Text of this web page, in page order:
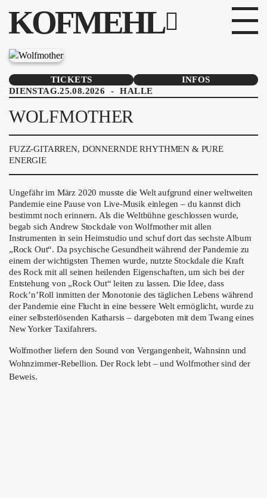
KOFMEHL
PROGRAMM
FABRIKGEFLÜSTER
GALERIE
FOTOGALERIE
INFOS
KONTAKT
ÜBER UNS
GÖNNEREI
SHOP
MITMACHEN
TICKETS
INFOS
DIENSTAG.25.08.2026
- HALLE
WOLFMOTHER
FUZZ-GITARREN, DONNERNDE RHYTHMEN & PURE
ENERGIE
Ungefähr im März 2020 musste die Welt aufgrund einer weltweiten
Pandemie eine Pause von Live-Musik einlegen – du kannst dich
bestimmt noch erinnern. Als die Weltbühne geschlossen wurde,
begab sich Andrew Stockdale von Wolfmother mit allen
Instrumenten in sein Heimstudio und schuf dort das sechste Album
„Rock Out“. Da psychische Gesundheit während der Pandemie zu
einem der wichtigsten Themen wurde, nutzte Stockdale die Kraft
des Rock mit all seinen heilenden Eigenschaften, um sich bei der
Entstehung von „Rock Out“ leiten zu lassen. Die Idee, dass
Rock’n’Roll inmitten der Monotonie des täglichen Lebens während
der Pandemie eine Flucht in eine bessere Welt ermöglicht, wurde zu
einer selbsterlösenden Katharsis – dargeboten mit dem Twang eines
New Yorker Taxifahrers.
Wolfmother liefern den Sound von Vergangenheit, Wahnsinn und
Wohnzimmer-Rebellion. Der Rock lebt – und Wolfmother sind der
Beweis.